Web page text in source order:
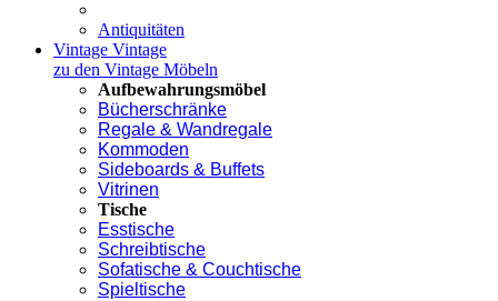
Antiquitäten
Vintage Vintage
zu den Vintage Möbeln
Aufbewahrungsmöbel
Bücherschränke
Regale & Wandregale
Kommoden
Sideboards & Buffets
Vitrinen
Tische
Esstische
Schreibtische
Sofatische & Couchtische
Spieltische